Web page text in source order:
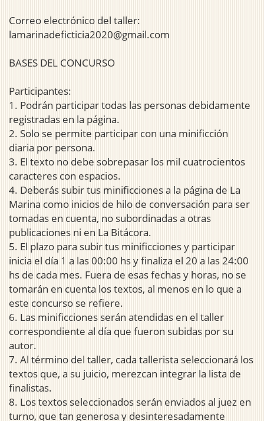
Correo electrónico del taller:
lamarinadeficticia2020@gmail.com
BASES DEL CONCURSO
Participantes:
1. Podrán participar todas las personas debidamente
registradas en la página.
2. Solo se permite participar con una minificción
diaria por persona.
3. El texto no debe sobrepasar los mil cuatrocientos
caracteres con espacios.
4. Deberás subir tus minificciones a la página de La
Marina como inicios de hilo de conversación para ser
tomadas en cuenta, no subordinadas a otras
publicaciones ni en La Bitácora.
5. El plazo para subir tus minificciones y participar
inicia el día 1 a las 00:00 hs y finaliza el 20 a las 24:00
hs de cada mes. Fuera de esas fechas y horas, no se
tomarán en cuenta los textos, al menos en lo que a
este concurso se refiere.
6. Las minificciones serán atendidas en el taller
correspondiente al día que fueron subidas por su
autor.
7. Al término del taller, cada tallerista seleccionará los
textos que, a su juicio, merezcan integrar la lista de
finalistas.
8. Los textos seleccionados serán enviados al juez en
turno, que tan generosa y desinteresadamente